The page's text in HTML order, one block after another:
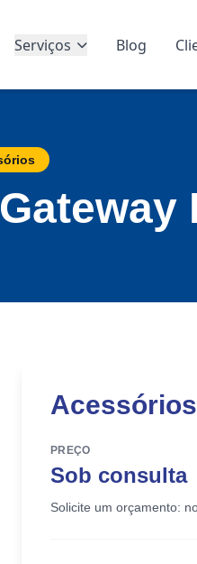
Serviços Blog
PREÇO
Sob consulta
Solicite um orçamento: